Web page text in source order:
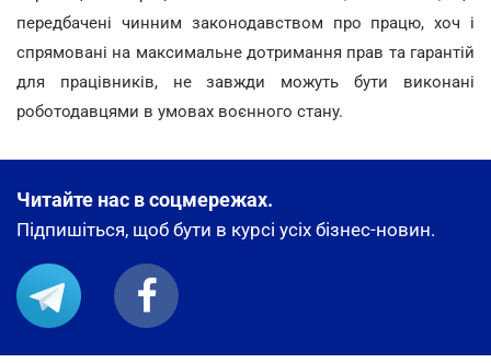
передбачені чинним законодавством про працю, хоч і
спрямовані на максимальне дотримання прав та гарантій
для працівників, не завжди можуть бути виконані
роботодавцями в умовах воєнного стану.
Читайте нас в соцмережах.
Підпишіться, щоб бути в курсі усіх бізнес-новин.